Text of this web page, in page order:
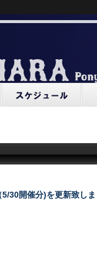
30開催分)を更新致し